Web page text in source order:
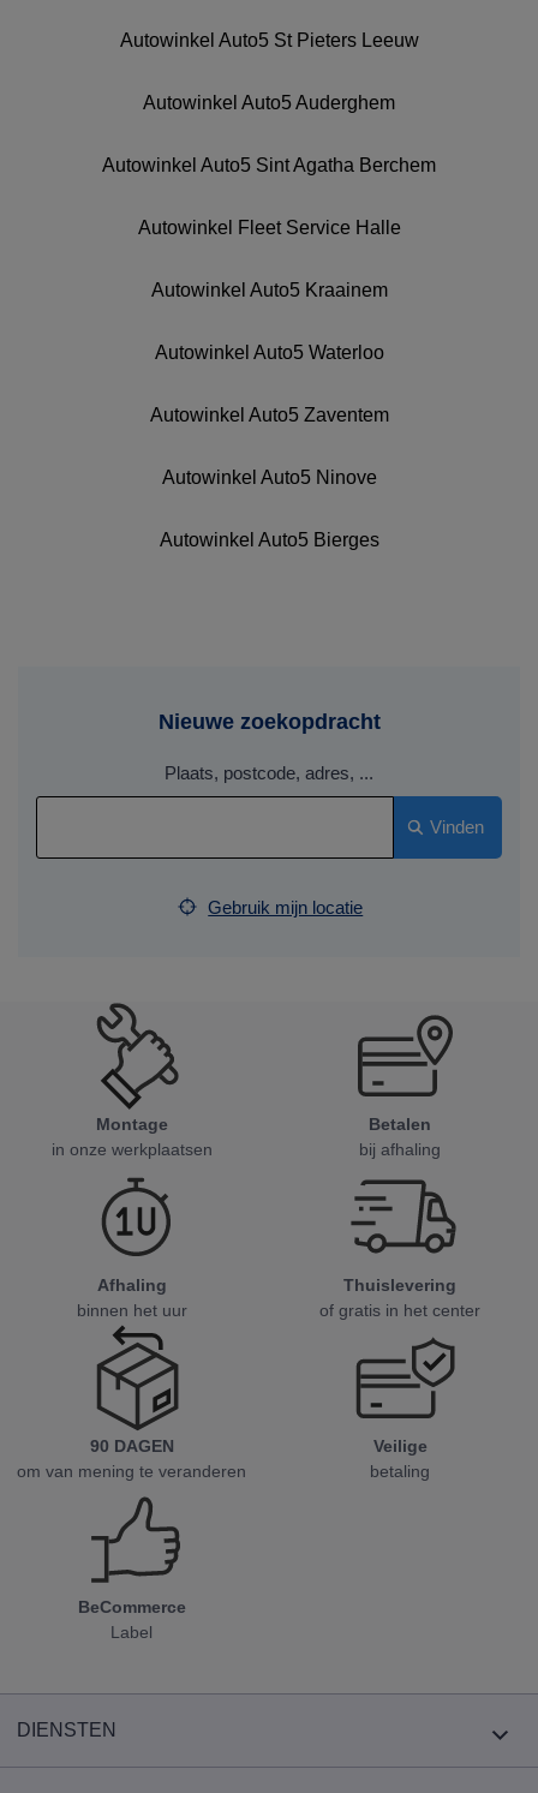
Autowinkel Auto5 St Pieters Leeuw
Autowinkel Auto5 Auderghem
Autowinkel Auto5 Sint Agatha Berchem
Autowinkel Fleet Service Halle
Autowinkel Auto5 Kraainem
Autowinkel Auto5 Waterloo
Autowinkel Auto5 Zaventem
Autowinkel Auto5 Ninove
Autowinkel Auto5 Bierges
Nieuwe zoekopdracht
Plaats, postcode, adres, ...
Vinden
Gebruik mijn locatie
DIENSTEN
Montage
in onze werkplaatsen
Betalen
bij afhaling
Afhaling
binnen het uur
Thuislevering
of gratis in het center
90 DAGEN
om van mening te veranderen
Veilige
betaling
BeCommerce
Label